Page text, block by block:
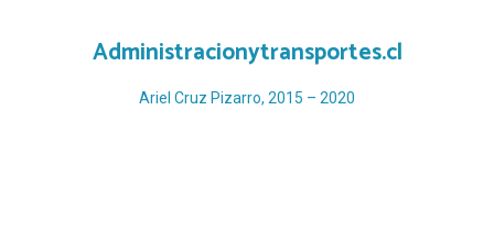
Administracionytransportes.cl
Ariel Cruz Pizarro, 2015 – 2020